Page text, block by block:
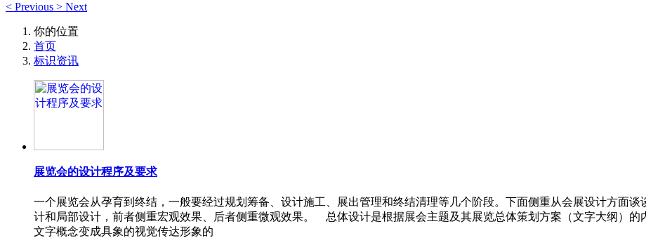
< Previous > Next
你的位置
首页
标识资讯
展览会的设计程序及要求
一个展览会从孕育到终结，一般要经过规划筹备、设计施工、展出管理和终结清理等几个阶段。下面侧重从会展设计方面
计和局部设计，前者侧重宏观效果、后者侧重微观效果。 总体设计是根据展会主题及其展览总体策划方案（文字大纲）
文字概念变成具象的视觉传达形象的